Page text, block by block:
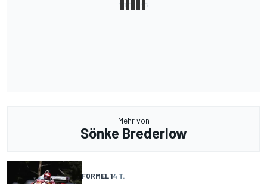
Mehr von
Sönke Brederlow
FORMEL 14 T.